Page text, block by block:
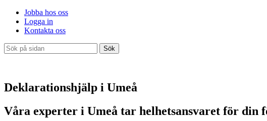
Jobba hos oss
Logga in
Kontakta oss
Sök
Deklarationshjälp i Umeå
Våra experter i Umeå tar helhetsansvaret för din